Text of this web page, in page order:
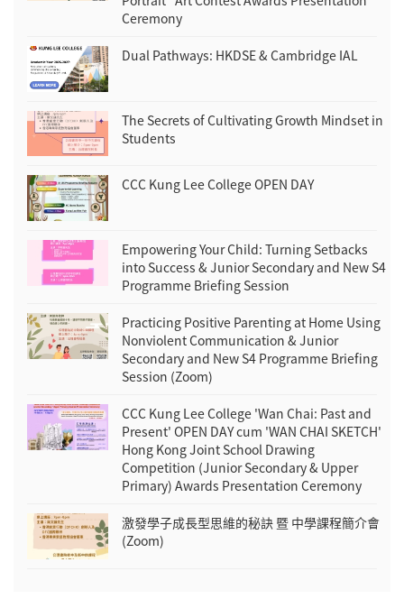
Ceremony
Dual Pathways: HKDSE & Cambridge IAL
The Secrets of Cultivating Growth Mindset in
Students
CCC Kung Lee College OPEN DAY
Empowering Your Child: Turning Setbacks
into Success & Junior Secondary and New S4
Programme Briefing Session
Practicing Positive Parenting at Home Using
Nonviolent Communication & Junior
Secondary and New S4 Programme Briefing
Session (Zoom)
CCC Kung Lee College 'Wan Chai: Past and
Present' OPEN DAY cum 'WAN CHAI SKETCH'
Hong Kong Joint School Drawing
Competition (Junior Secondary & Upper
Primary) Awards Presentation Ceremony
激發學子成長型思維的秘訣 暨 中學課程簡介會
(Zoom)